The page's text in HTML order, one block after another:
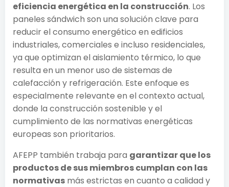
eficiencia energética en la construcción. Los
paneles sándwich son una solución clave para
reducir el consumo energético en edificios
industriales, comerciales e incluso residenciales,
ya que optimizan el aislamiento térmico, lo que
resulta en un menor uso de sistemas de
calefacción y refrigeración. Este enfoque es
especialmente relevante en el contexto actual,
donde la construcción sostenible y el
cumplimiento de las normativas energéticas
europeas son prioritarios.
AFEPP también trabaja para garantizar que los
productos de sus miembros cumplan con las
normativas más estrictas en cuanto a calidad y